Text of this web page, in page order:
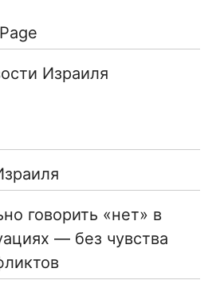
Израиля
говорить «нет» в
— без чувства